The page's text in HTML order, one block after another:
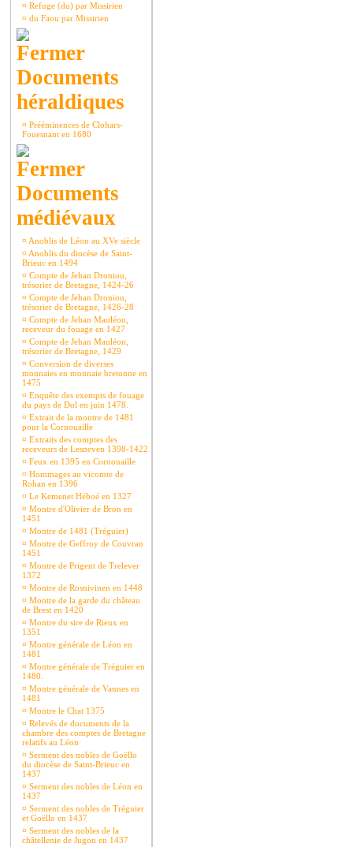
¤ Refuge (du) par Missirien
¤ du Faou par Missirien
Documents
héraldiques
¤ Prééminences de Clohars-
Fouesnant en 1680
Documents
médiévaux
¤ Anoblis de Léon au XVe siècle
¤ Anoblis du diocèse de Saint-
Brieuc en 1494
¤ Compte de Jehan Droniou,
trésorier de Bretagne, 1424-26
¤ Compte de Jehan Droniou,
trésorier de Bretagne, 1426-28
¤ Compte de Jehan Mauléon,
receveur du fouage en 1427
¤ Compte de Jehan Mauléon,
trésorier de Bretagne, 1429
¤ Conversion de diverses
monnaies en monnaie bretonne en
1475
¤ Enquête des exempts de fouage
du pays de Dol en juin 1478.
¤ Extrait de la montre de 1481
pour la Cornouaille
¤ Extraits des comptes des
receveurs de Lesneven 1398-1422
¤ Feux en 1395 en Cornouaille
¤ Hommages au vicomte de
Rohan en 1396
¤ Le Kemenet Héboé en 1327
¤ Montre d'Olivier de Bron en
1451
¤ Montre de 1481 (Tréguier)
¤ Montre de Geffroy de Couvran
1451
¤ Montre de Prigent de Trelever
1372
¤ Montre de Rosnivinen en 1448
¤ Montre de la garde du château
de Brest en 1420
¤ Montre du sire de Rieux en
1351
¤ Montre générale de Léon en
1481
¤ Montre générale de Tréguier en
1480.
¤ Montre générale de Vannes en
1481
¤ Montre le Chat 1375
¤ Relevés de documents de la
chambre des comptes de Bretagne
relatifs au Léon
¤ Serment des nobles de Goëllo
du diocèse de Saint-Brieuc en
1437
¤ Serment des nobles de Léon en
1437
¤ Serment des nobles de Tréguier
et Goëllo en 1437
¤ Serment des nobles de la
châtellenie de Jugon en 1437